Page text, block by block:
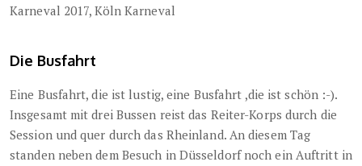
Die Busfahrt
Eine Busfahrt, die ist lustig, eine Busfahrt ,die ist schön :-).
Insgesamt mit drei Bussen reist das Reiter-Korps durch die
Session und quer durch das Rheinland. An diesem Tag
standen neben dem Besuch in Düsseldorf noch ein Auftritt in